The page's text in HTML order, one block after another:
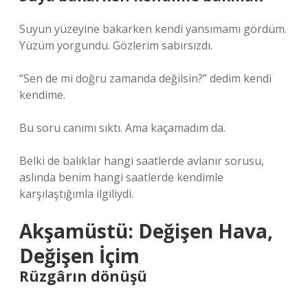
Suyun yüzeyine bakarken kendi yansımamı gördüm.
Yüzüm yorgundu. Gözlerim sabırsızdı.
“Sen de mi doğru zamanda değilsin?” dedim kendi
kendime.
Bu soru canımı sıktı. Ama kaçamadım da.
Belki de balıklar hangi saatlerde avlanır sorusu,
aslında benim hangi saatlerde kendimle
karşılaştığımla ilgiliydi.
Akşamüstü: Değişen Hava,
Değişen İçim
Rüzgârın dönüşü